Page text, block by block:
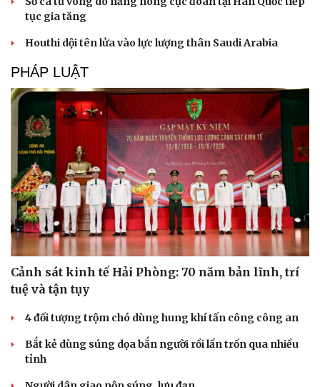
tục gia tăng
Houthi dội tên lửa vào lực lượng thân Saudi Arabia
PHÁP LUẬT
Cảnh sát kinh tế Hải Phòng: 70 năm bản lĩnh, trí
tuệ và tận tụy
4 đối tượng trộm chó dùng hung khí tấn công công an
Bắt kẻ dùng súng dọa bắn người rồi lẩn trốn qua nhiều
tỉnh